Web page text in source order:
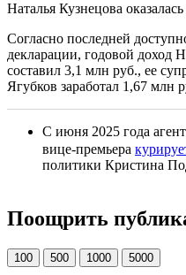
Наталья Кузнецова
Согласно последней
декларации, годовой доход
составил 3,1 млн руб., ее
Ягубков заработал 1,67 млн
С июня 2025 года
вице-премьера
политики Кристина
Поощрить
100 500 1000 5000